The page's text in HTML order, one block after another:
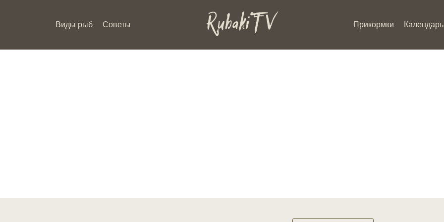
Виды рыб Советы Прикормки Календарь